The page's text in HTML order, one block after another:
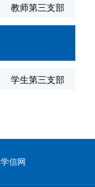
教师第三支部
学生第三支部
学信网